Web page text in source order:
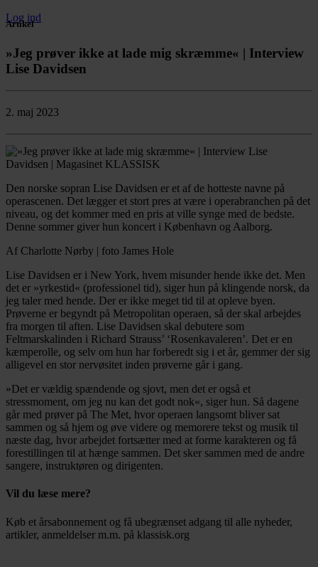
Log ind
Artikel
»Jeg prøver ikke at lade mig skræmme« | Interview
Lise Davidsen
2. maj 2023
Den norske sopran Lise Davidsen er et af de hotteste navne på
operascenen. Det lægger et stort pres at være i operabranchen på det
niveau, og det kommer med en pris at ville synge med de bedste.
Denne sommer giver hun koncert i København og Aalborg.
Af Charlotte Nørby | foto James Hole
Lise Davidsen er i New York, hvem misunder hende ikke det. Men
det er »yrkestid« (professionel tid), siger hun på klingende norsk, da
jeg taler med hende. Der er ikke meget tid til at opleve byen.
Prøverne er begyndt på Metropolitan operaen, så der skal arbejdes
fra morgen til aften. Lise Davidsen skal debutere som
Feltmarskalinden i Richard Strauss’ ‘Rosenkavaleren’. Det er en
kæmperolle, og selv om hun har forberedt sig i et år, gemmer der sig
alligevel en stor nervøsitet inden prøverne går i gang.
»Det er vældig spændende og sjovt, men det er også et
stressmoment, om jeg nu kan det godt nok«, siger hun. Så dagene
går med prøver på The Met, hvor operaen langsomt bliver sat
sammen og så hjem og øve videre og memorere tekst og musik til
næste dag, hvor arbejdet fortsætter med at forme karakteren og få
forestillingen til at hænge sammen. Det sker sammen med de andre
sangere, instruktøren og dirigenten.
Vil du læse mere?
Køb et årsabonnement og få ubegrænset adgang til alle nyheder,
artikler, anmeldelser m.m. på klassisk.org